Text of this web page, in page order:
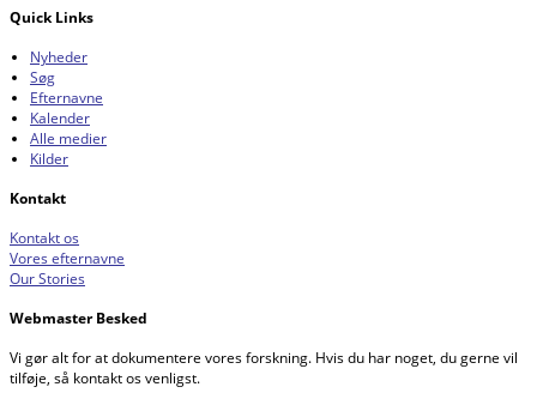
Quick Links
Nyheder
Søg
Efternavne
Kalender
Alle medier
Kilder
Kontakt
Kontakt os
Vores efternavne
Our Stories
Webmaster Besked
Vi gør alt for at dokumentere vores forskning. Hvis du har noget, du gerne vil
tilføje, så kontakt os venligst.